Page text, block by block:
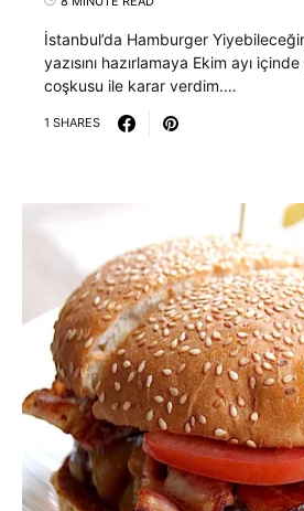
İstanbul’da Hamburger
yazısını hazırlamaya Ekim ayı
coşkusu ile karar verdim.…
1 SHARES